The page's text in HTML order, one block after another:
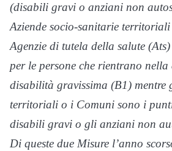
(disabili gravi o anziani non
Aziende socio-sanitarie territoriali
Agenzie di tutela della salute
per le persone che rientrano nella
disabilità gravissima (B1) mentre
territoriali o i Comuni sono i
disabili gravi o gli anziani non
Di queste due Misure l’anno